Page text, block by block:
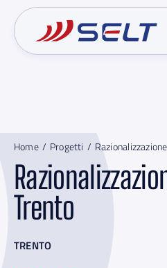
content
Home Progetti
Trento
TRENTO